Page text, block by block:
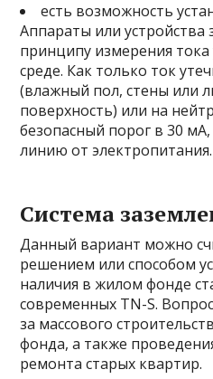
есть возможность
Аппараты или
принципу измерения
среде. Как только ток
(влажный пол, стены или
поверхность) или на
безопасный порог в 30
линию от электропитания.
Система
Данный вариант можно
решением или способом
наличия в жилом фонде
современных TN-S.
за массового
фонда, а также
ремонта старых квартир.